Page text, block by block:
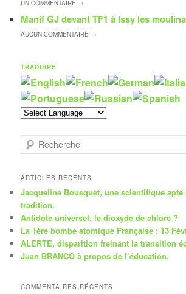
UNCOMMENTAIRE →
Manif GJ devant TF1 à Issy les
AUCUNCOMMENTAIRE →
TRADUIRE
e
h
r
c
h
e
ARTICLES RÉCENTS
Jacqueline Bousquet, une scientifique apte
tradition.
Antidote universel, le dioxyde de chlore ?
La 1ère bombe atomique Française : 13
ALERTE, disparition freinant la transition
Juan BRANCO à propos de l’éducation.
COMMENTAIRES RÉCENTS